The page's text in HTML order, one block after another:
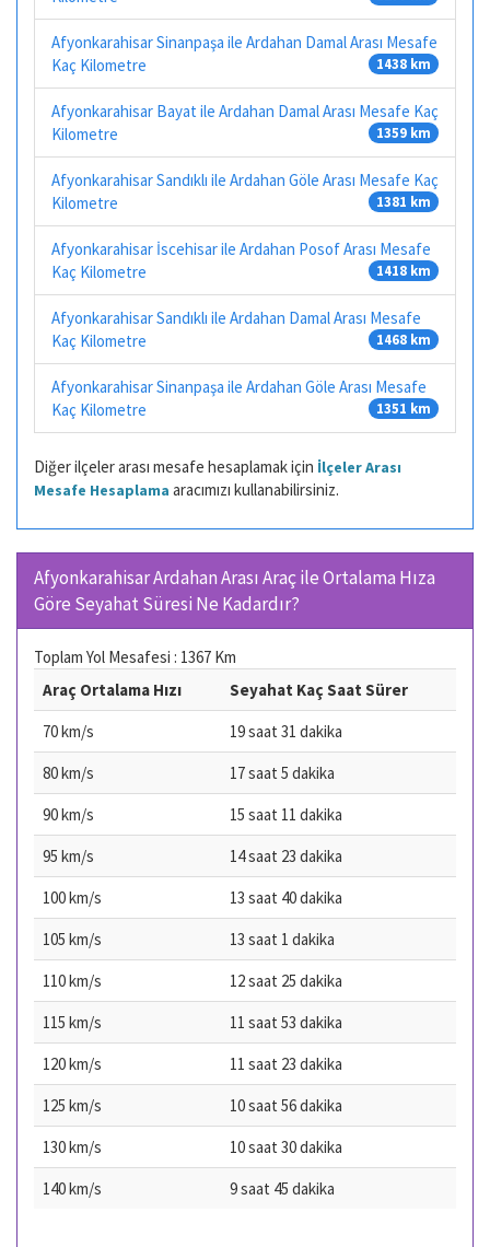
Afyonkarahisar Sinanpaşa ile Ardahan Damal Arası Mesafe
Kaç Kilometre
1438 km
Afyonkarahisar Bayat ile Ardahan Damal Arası Mesafe Kaç
Kilometre
1359 km
Afyonkarahisar Sandıklı ile Ardahan Göle Arası Mesafe Kaç
Kilometre
1381 km
Afyonkarahisar İscehisar ile Ardahan Posof Arası Mesafe
Kaç Kilometre
1418 km
Afyonkarahisar Sandıklı ile Ardahan Damal Arası Mesafe
Kaç Kilometre
1468 km
Afyonkarahisar Sinanpaşa ile Ardahan Göle Arası Mesafe
Kaç Kilometre
1351 km
Diğer ilçeler arası mesafe hesaplamak için İlçeler Arası
Mesafe Hesaplama aracımızı kullanabilirsiniz.
Afyonkarahisar Ardahan Arası Araç ile Ortalama Hıza
Göre Seyahat Süresi Ne Kadardır?
Toplam Yol Mesafesi : 1367 Km
Araç Ortalama Hızı
Seyahat Kaç Saat Sürer
70 km/s
19 saat 31 dakika
80 km/s
17 saat 5 dakika
90 km/s
15 saat 11 dakika
95 km/s
14 saat 23 dakika
100 km/s
13 saat 40 dakika
105 km/s
13 saat 1 dakika
110 km/s
12 saat 25 dakika
115 km/s
11 saat 53 dakika
120 km/s
11 saat 23 dakika
125 km/s
10 saat 56 dakika
130 km/s
10 saat 30 dakika
140 km/s
9 saat 45 dakika